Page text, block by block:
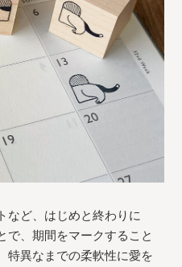
など、はじめと終わりに
で、期間をマークすること
特異なまでの柔軟性に愛を